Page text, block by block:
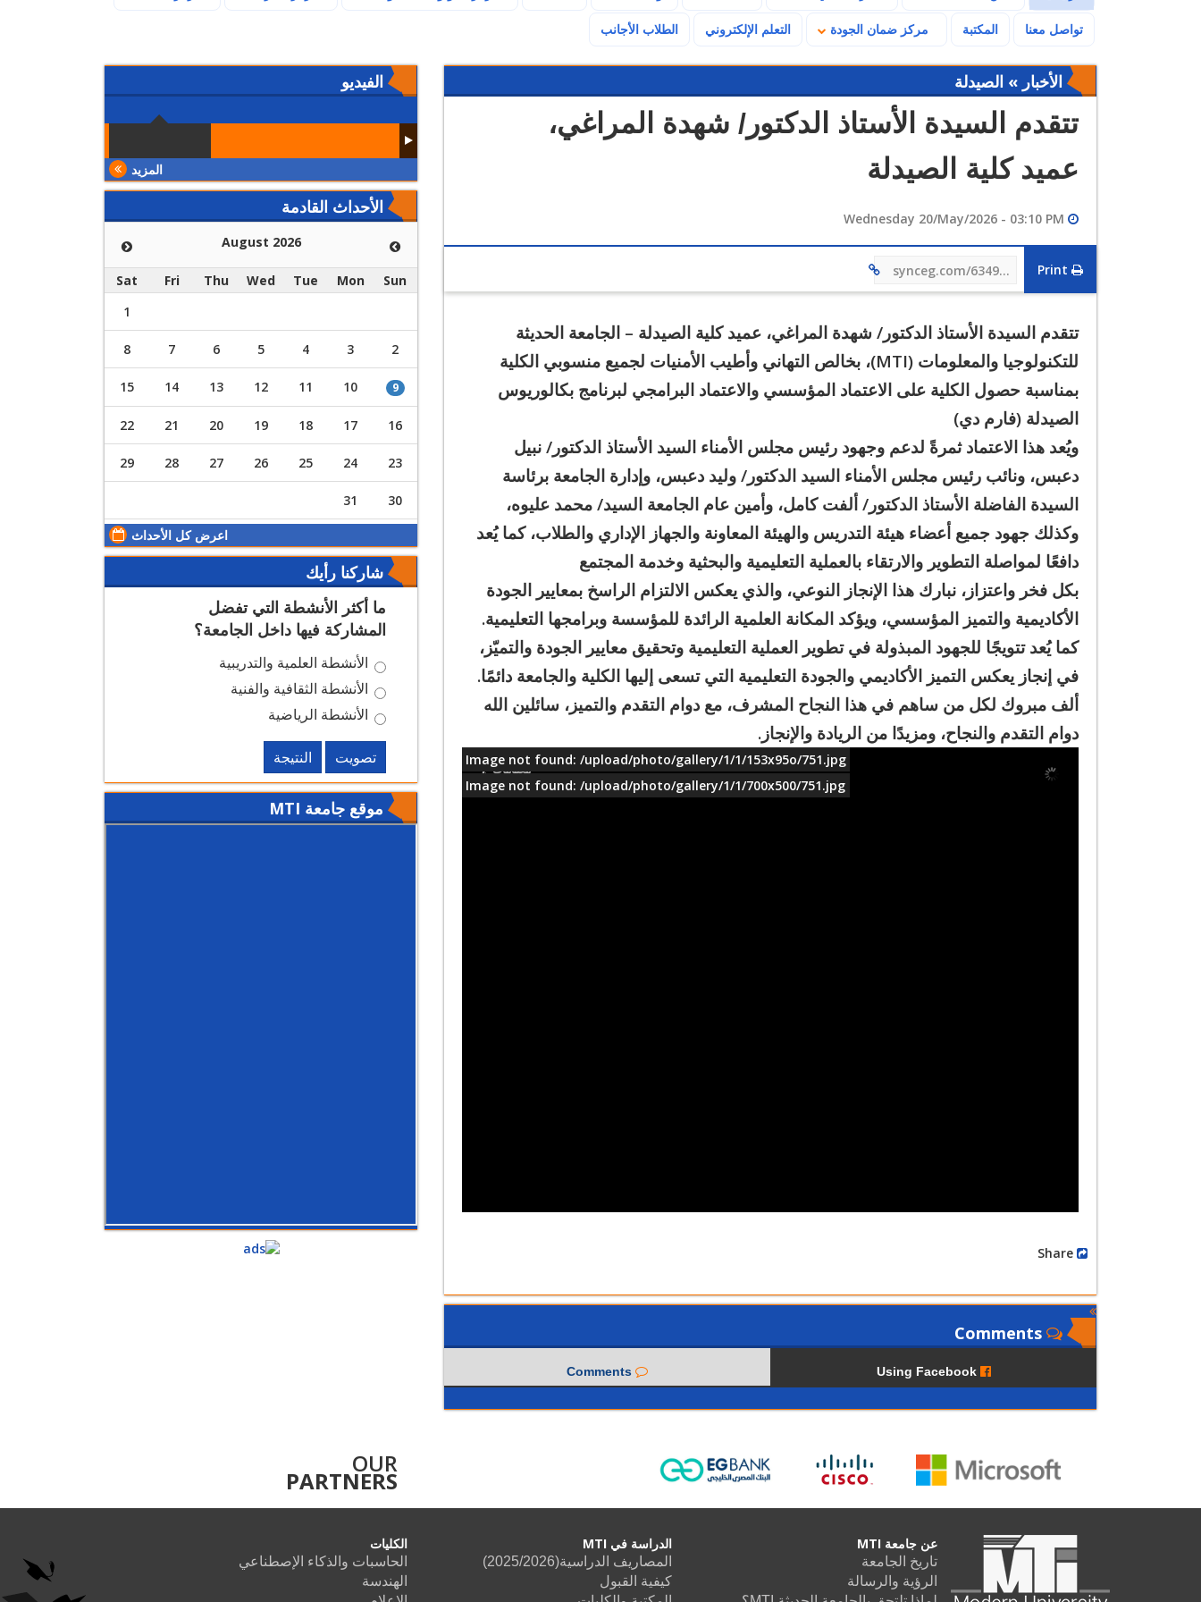
تواصل معنا المكتبة مركز ضمان الجودة التعلم الإلكتروني الطلاب الأجانب
الأخبار » الصيدلة
تتقدم السيدة الأستاذ الدكتور/ شهدة المراغي،
عميد كلية الصيدلة
synceg.com/634986
تتقدم السيدة الأستاذ الدكتور/ شهدة المراغي، عميد كلية الصيدلة – الجامعة الحديثة
للتكنولوجيا والمعلومات (MTI)، بخالص التهاني وأطيب الأمنيات لجميع منسوبي الكلية
بمناسبة حصول الكلية على الاعتماد المؤسسي والاعتماد البرامجي لبرنامج بكالوريوس
الصيدلة (فارم دي)
ويُعد هذا الاعتماد ثمرةً لدعم وجهود رئيس مجلس الأمناء السيد الأستاذ الدكتور/ نبيل
دعبس، ونائب رئيس مجلس الأمناء السيد الدكتور/ وليد دعبس، وإدارة الجامعة برئاسة
السيدة الفاضلة الأستاذ الدكتور/ ألفت كامل، وأمين عام الجامعة السيد/ محمد عليوه،
وكذلك جهود جميع أعضاء هيئة التدريس والهيئة المعاونة والجهاز الإداري والطلاب، كما يُعد
دافعًا لمواصلة التطوير والارتقاء بالعملية التعليمية والبحثية وخدمة المجتمع
بكل فخر واعتزاز، نبارك هذا الإنجاز النوعي، والذي يعكس الالتزام الراسخ بمعايير الجودة
الأكاديمية والتميز المؤسسي، ويؤكد المكانة العلمية الرائدة للمؤسسة وبرامجها التعليمية.
كما يُعد تتويجًا للجهود المبذولة في تطوير العملية التعليمية وتحقيق معايير الجودة والتميّز،
في إنجاز يعكس التميز الأكاديمي والجودة التعليمية التي تسعى إليها الكلية والجامعة دائمًا.
ألف مبروك لكل من ساهم في هذا النجاح المشرف، مع دوام التقدم والتميز، سائلين الله
دوام التقدم والنجاح، ومزيدًا من الريادة والإنجاز.
معلومات
Image not found: /upload/photo/gallery/1/1/153x95o/751.jpg
Image not found: /upload/photo/gallery/1/1/700x500/751.jpg
Using Facebook
الفيديو
المزيد
الأحداث القادمة
August 2026
Sun
Mon
Tue
Wed
Thu
Fri
Sat
1
2
3
4
5
6
7
8
9
10
11
12
13
14
15
16
17
18
19
20
21
22
23
24
25
26
27
28
29
30
31
اعرض كل الأحداث
شاركنا رأيك
ما أكثر الأنشطة التي تفضل
المشاركة فيها داخل الجامعة؟
الأنشطة العلمية والتدريبية
الأنشطة الثقافية والفنية
الأنشطة الرياضية
تصويت النتيجة
موقع جامعة MTI
OUR
PARTNERS
عن جامعة MTI
تاريخ الجامعة
الرؤية والرسالة
الدراسة في MTI
المصاريف الدراسية(2025/2026)
كيفية القبول
الكليات
الحاسبات والذكاء الإصطناعي
الهندسة